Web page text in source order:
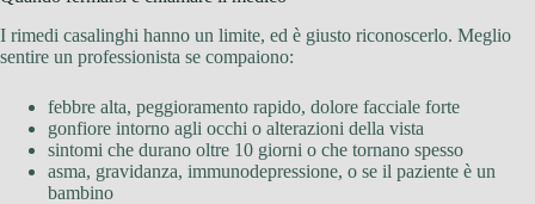
I rimedi casalinghi hanno un limite, ed è giusto riconoscerlo. Meglio
sentire un professionista se compaiono:
febbre alta, peggioramento rapido, dolore facciale forte
gonfiore intorno agli occhi o alterazioni della vista
sintomi che durano oltre 10 giorni o che tornano spesso
asma, gravidanza, immunodepressione, o se il paziente è un
bambino